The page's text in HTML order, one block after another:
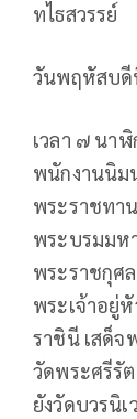
ทไธสวรรย์
วันพฤหัสบ
เวลา ๗ นา
พนักงานนิม
พระราชทา
พระบรมมห
พระราชกุศ
พระเจ้าอยู่
ราชินี เสด็จ
วัดพระศรีรั
ยังวัดบวรนิเ